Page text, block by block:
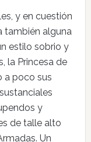
y en cuestión
también alguna
estilo sobrio y
la Princesa de
a poco sus
y
de talle alto
Un